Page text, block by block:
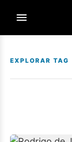
EXPLORAR TAG